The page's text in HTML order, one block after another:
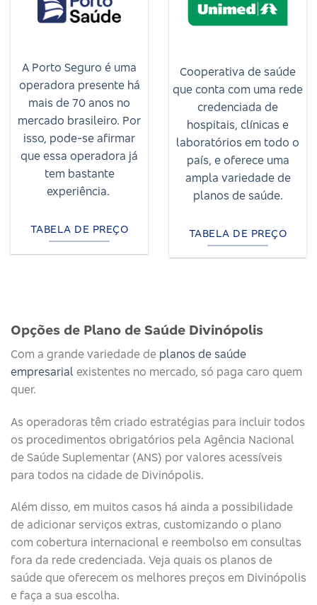
A Porto Seguro é uma
operadora presente há
mais de 70 anos no
mercado brasileiro. Por
isso, pode-se afirmar
que essa operadora já
tem bastante
experiência.
TABELA DE PREÇO
Cooperativa de saúde
que conta com uma rede
credenciada de
hospitais, clínicas e
laboratórios em todo o
país, e oferece uma
ampla variedade de
planos de saúde.
TABELA DE PREÇO
Opções de Plano de Saúde Divinópolis
Com a grande variedade de planos de saúde
empresarial existentes no mercado, só paga caro quem
quer.
As operadoras têm criado estratégias para incluir todos
os procedimentos obrigatórios pela Agência Nacional
de Saúde Suplementar (ANS) por valores acessíveis
para todos na cidade de Divinópolis.
Além disso, em muitos casos há ainda a possibilidade
de adicionar serviços extras, customizando o plano
com cobertura internacional e reembolso em consultas
fora da rede credenciada. Veja quais os planos de
saúde que oferecem os melhores preços em Divinópolis
e faça a sua escolha.